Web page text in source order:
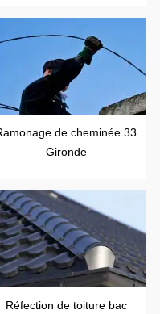
de cheminée 33
Gironde
Réfection de toiture bac